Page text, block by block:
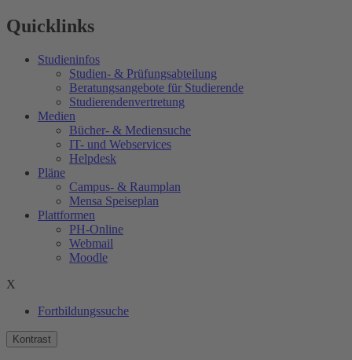
Quicklinks
Studieninfos
Studien- & Prüfungsabteilung
Beratungsangebote für Studierende
Studierendenvertretung
Medien
Bücher- & Mediensuche
IT- und Webservices
Helpdesk
Pläne
Campus- & Raumplan
Mensa Speiseplan
Plattformen
PH-Online
Webmail
Moodle
X
Fortbildungssuche
Kontrast